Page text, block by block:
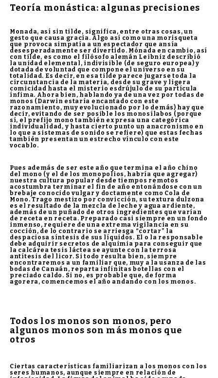
Teoría monástica: algunas precisiones
Monada, así sin tilde, significa, entre otras cosas, un
gesto que causa gracia. Algo así como una morisqueta
que provoca simpatía a un espectador que ansía
desesperadamente ser divertido. Mónada en cambio, así
con tilde, es como el filósofo alemán Leibniz describió
la unidad elemental, indivisible (de seguro europea) y
dotada de voluntad que compone el universo en su
totalidad. Es decir, en esa tilde parece jugarse toda la
circunstancia de la materia, desde su grave y ligera
comicidad hasta el misterio esdrújulo de su partícula
ínfima. Ahora bien, hablando ya de una vez por todas de
monos (Darwin estaría encantado con este
razonamiento, muy evolucionado por lo demás) hay que
decir, evitando de ser posible los monosílabos (porque
sí, el prefijo mono también expresa una categórica
individualidad, y hasta cierto punto un anacronismo en
lo que a sistemas de sonido se refiere) que estas fechas
también presentan un estrecho vínculo con este
vocablo.
Pues además de ser este año que termina el año chino
del mono (y el de los monopolios, habría que agregar)
nuestra cultura popular desde tiempos remotos
acostumbra terminar el fin de año entonándose con un
brebaje conocido vulgar y doctamente como Cola de
Mono. Trago mestizo por convicción, su textura dulzona
es el resultado de la mezcla de leche y agua ardiente,
además de un puñado de otros ingredientes que varían
de receta en receta. Preparado casi siempre en un fondo
inmenso, requiere de una extrema vigilancia en su
cocción, de lo contrario se arriesga “cortar” la
despaciosa síntesis de sus líquidos. El o la responsable
debe adquirir secretos de alquimia para conseguir que
la calcárea tesis láctea se ayunte con la terrosa
antítesis del licor. Si todo resulta bien, siempre
encontraremos a un familiar que, muy a la usanza de las
bodas de Canaán, reparta infinitas botellas con el
preciado caldo. Si no, es probable que, de forma
agorera, comencemos el año andando con los monos.
Todos los monos son monos, pero
algunos monos son más monos que
otros
Ciertas características familiarizan a los monos con los
seres humanos, aunque siempre en relación de